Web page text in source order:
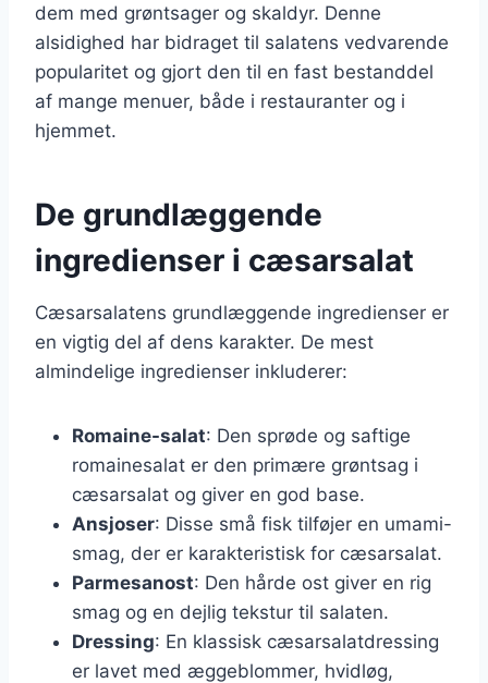
dem med grøntsager og skaldyr. Denne
alsidighed har bidraget til salatens vedvarende
popularitet og gjort den til en fast bestanddel
af mange menuer, både i restauranter og i
hjemmet.
De grundlæggende
ingredienser i cæsarsalat
Cæsarsalatens grundlæggende ingredienser er
en vigtig del af dens karakter. De mest
almindelige ingredienser inkluderer:
Romaine-salat: Den sprøde og saftige
romainesalat er den primære grøntsag i
cæsarsalat og giver en god base.
Ansjoser: Disse små fisk tilføjer en umami-
smag, der er karakteristisk for cæsarsalat.
Parmesanost: Den hårde ost giver en rig
smag og en dejlig tekstur til salaten.
Dressing: En klassisk cæsarsalatdressing
er lavet med æggeblommer, hvidløg,